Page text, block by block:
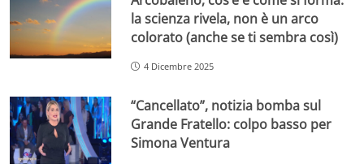
la scienza rivela, non è un arco
colorato (anche se ti sembra così)
4 Dicembre 2025
“Cancellato”, notizia bomba sul
Grande Fratello: colpo basso per
Simona Ventura